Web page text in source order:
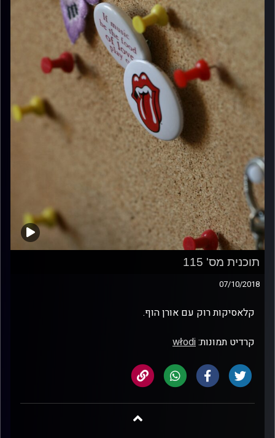
תוכנית מס' 115
07/10/2018
קלאסיקות רוק עם אורן הוף.
קרדיט תמונות:włodi